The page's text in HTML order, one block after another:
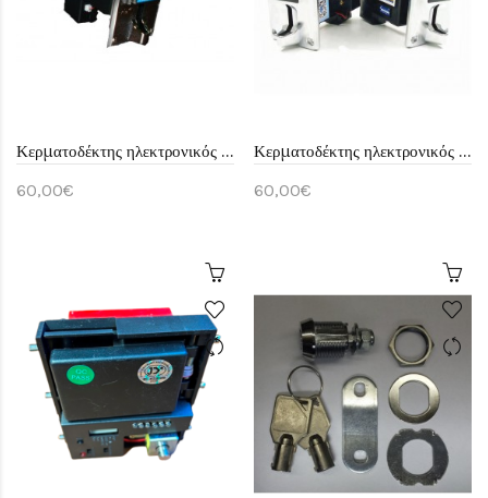
Κερματοδέκτης ηλεκτρονικός παλμικός 6 κερμάτων
60,00€
Κερματοδέκτης ηλεκτρονικός παλμικός
60,00€